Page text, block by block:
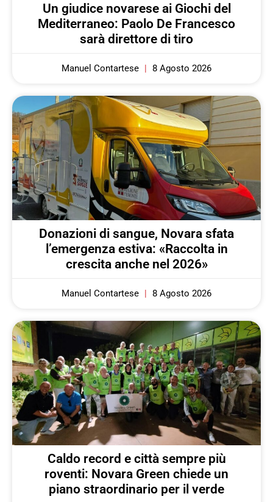
Un giudice novarese ai Giochi del
Mediterraneo: Paolo De Francesco
sarà direttore di tiro
Manuel Contartese 8 Agosto 2026
Donazioni di sangue, Novara sfata
l’emergenza estiva: «Raccolta in
crescita anche nel 2026»
Manuel Contartese 8 Agosto 2026
Caldo record e città sempre più
roventi: Novara Green chiede un
piano straordinario per il verde